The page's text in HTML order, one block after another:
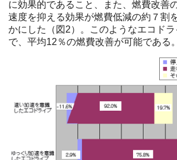
に効果的であること、また、燃費改善
速度を抑える効果が燃費低減の約７割
かにした（図2）。このようなエコド
で、平均12％の燃費改善が可能である。